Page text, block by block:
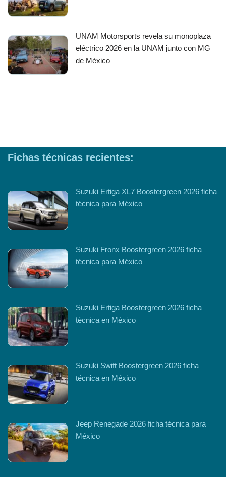
UNAM Motorsports revela su monoplaza
eléctrico 2026 en la UNAM junto con MG
de México
Fichas técnicas recientes:
Suzuki Ertiga XL7 Boostergreen 2026 ficha
técnica para México
Suzuki Fronx Boostergreen 2026 ficha
técnica para México
Suzuki Ertiga Boostergreen 2026 ficha
técnica en México
Suzuki Swift Boostergreen 2026 ficha
técnica en México
Jeep Renegade 2026 ficha técnica para
México